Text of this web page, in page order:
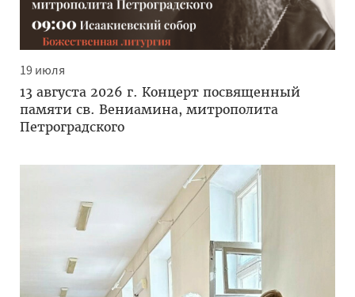
19 июля
13 августа 2026 г. Концерт посвященный
памяти св. Вениамина, митрополита
Петроградского